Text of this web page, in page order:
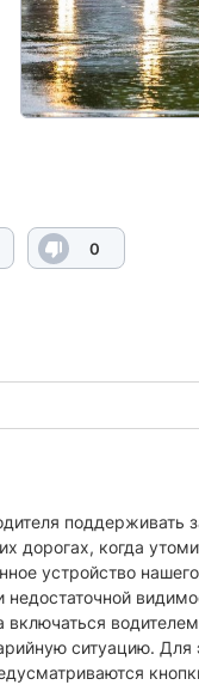
0
дорогах, когда
устройство
ситуацию.